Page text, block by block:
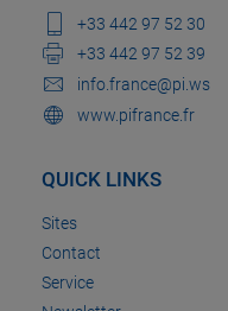
+33 442 97 52 30
+33 442 97 52 39
info.france@pi.ws
www.pifrance.fr
QUICK LINKS
Sites
Contact
Service